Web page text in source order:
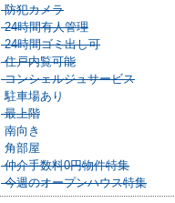
防犯カメラ
24時間有人管理
24時間ゴミ出し可
住戸内覧可能
コンシェルジュサービス
駐車場あり
最上階
南向き
角部屋
仲介手数料0円物件特集
今週のオープンハウス特集